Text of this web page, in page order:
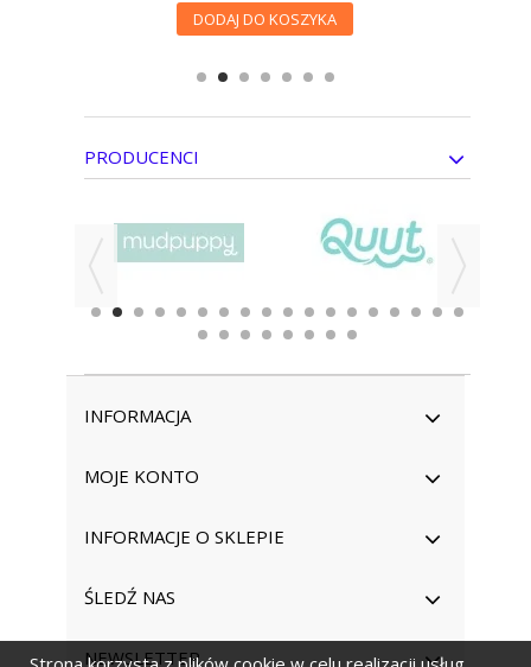
DODAJ DO KOSZYKA
PRODUCENCI
INFORMACJA
MOJE KONTO
INFORMACJE O SKLEPIE
ŚLEDŹ NAS
NEWSLETTER